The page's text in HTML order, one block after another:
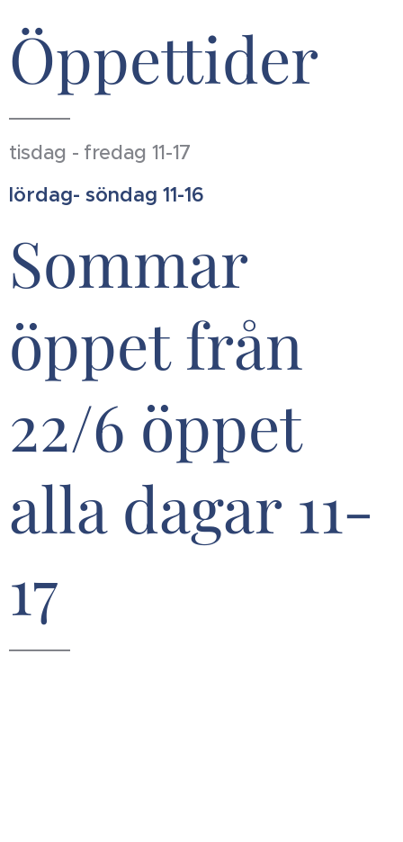
Öppettider
tisdag - fredag 11-17
lördag- söndag 11-16
Sommar
öppet från
22/6 öppet
alla dagar 11-
17